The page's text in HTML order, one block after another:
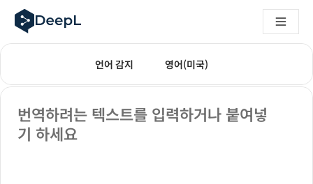
AI 에이전트용 DeepL
DeepL Translation Flow: 주요 사용 사례 및 통합 기능을 위한
The ROI of AI-native translation
How we brought Swiss German to DeepL
Translation Flow를 만나보세요: 번역 워크플로우를 처음부터
기업용 언어 AI에 대한 신뢰 해독. Slator와의 대담
DeepL의 번역 품질 평가 시스템을 구축하는 방법
고품질 텍스트 번역에서 실시간 음성 플랫폼까지
Building an instantly accessible voice demo with DeepL
매일 수백만 명이 DeepL로 번역합니다. 인기: 스페인
번역 모드
텍스트 번역 도착 언어를 선택하세요. 현재 선택된 언어:
언어 감지 도착 언어를 선택하세요. 현재
영어(미국)
출발 텍스트
번역하려는 텍스트를 입력하거나 붙여넣
기 하세요